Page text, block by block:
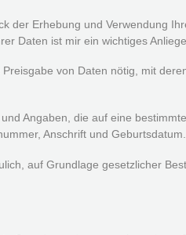
der Erhebung und Verwendung
Daten ist mir ein wichtiges
von Daten nötig, mit
Angaben, die auf eine
Anschrift und Geburtsdatum.
auf Grundlage gesetzlicher